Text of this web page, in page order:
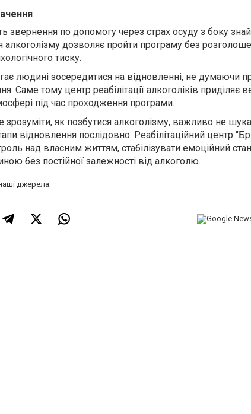
звернення по допомогу через страх осуду з боку
алкоголізму дозволяє пройти програму без
тиску.
людині зосередитися на відновленні, не думаючи
Саме тому центр реабілітації алкоголіків приділяє
під час проходження програми.
зрозуміти, як позбутися алкоголізму, важливо не
відновлення послідовно. Реабілітаційний центр
над власним життям, стабілізувати емоційний
без постійної залежності від алкоголю.
джерела